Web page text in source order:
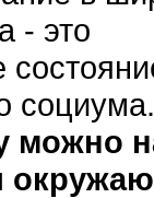
- это
можно